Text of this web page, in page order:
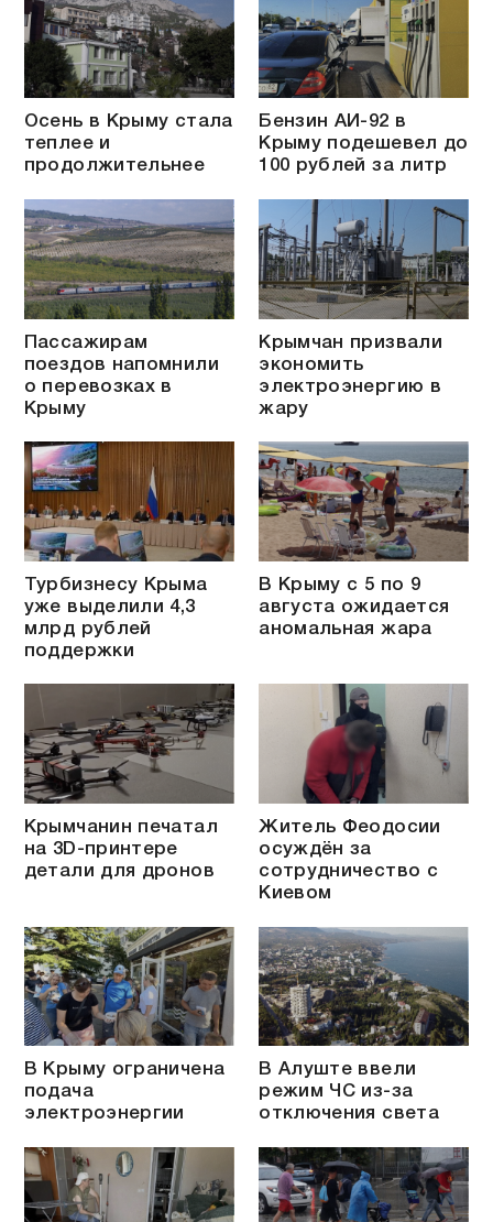
Осень в Крыму стала
теплее и
продолжительнее
Бензин АИ-92 в
Крыму подешевел до
100 рублей за литр
Пассажирам
поездов напомнили
о перевозках в
Крыму
Крымчан призвали
экономить
электроэнергию в
жару
Турбизнесу Крыма
уже выделили 4,3
млрд рублей
поддержки
В Крыму с 5 по 9
августа ожидается
аномальная жара
Крымчанин печатал
на 3D-принтере
детали для дронов
Житель Феодосии
осуждён за
сотрудничество с
Киевом
В Крыму ограничена
подача
электроэнергии
В Алуште ввели
режим ЧС из-за
отключения света